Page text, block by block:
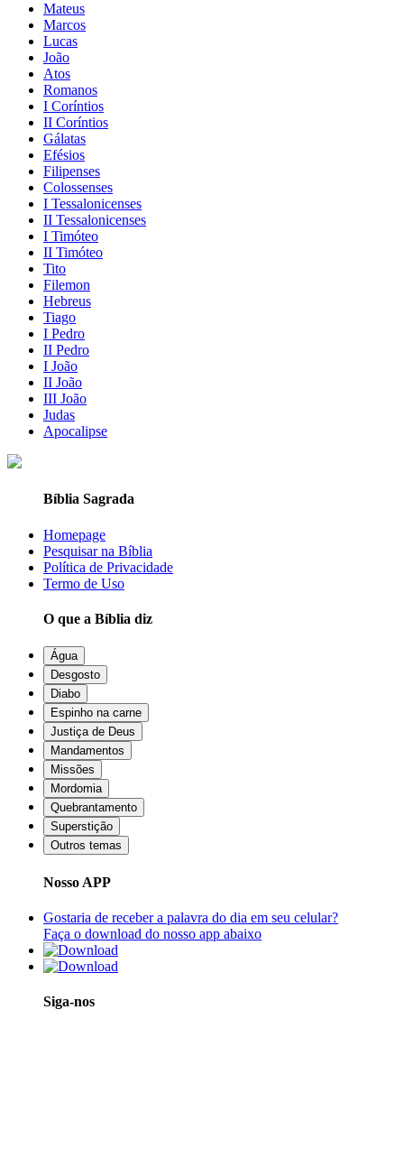
Mateus
Marcos
Lucas
João
Atos
Romanos
I Coríntios
II Coríntios
Gálatas
Efésios
Filipenses
Colossenses
I Tessalonicenses
II Tessalonicenses
I Timóteo
II Timóteo
Tito
Filemon
Hebreus
Tiago
I Pedro
II Pedro
I João
II João
III João
Judas
Apocalipse
Bíblia Sagrada
Homepage
Pesquisar na Bíblia
Política de Privacidade
Termo de Uso
O que a Bíblia diz
Água
Desgosto
Diabo
Espinho na carne
Justiça de Deus
Mandamentos
Missões
Mordomia
Quebrantamento
Superstição
Outros temas
Nosso APP
Gostaria de receber a palavra do dia em seu celular?
Faça o download do nosso app abaixo
Siga-nos